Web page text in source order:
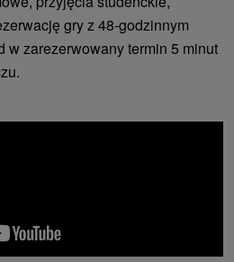
gry z 48-godzinnym
w zarezerwowany termin 5 minut